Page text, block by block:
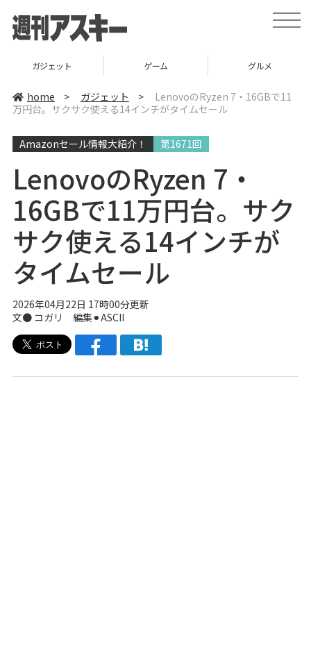
t
o
v
ゲーム グルメ スタートアップ
home > ガジェット >
LenovoのRyzen 7・16GBで11
万円台。サクサク使える14インチがタイムセール
Amazonセール情報大紹介！ 第1671回
LenovoのRyzen 7・
16GBで11万円台。サク
サク使える14インチが
タイムセール
2026年04月22日 17時00分更新
文● コガリ 編集⚫︎ASCII